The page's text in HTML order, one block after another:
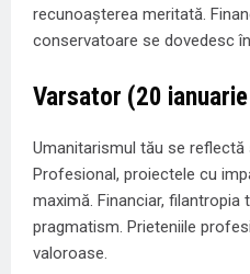
recunoașterea meritată.
conservatoare se dovedesc
Varsator (20
Umanitarismul tău se reflectă
Profesional, proiectele cu
maximă. Financiar, filantropia
pragmatism. Prieteniile
valoroase.